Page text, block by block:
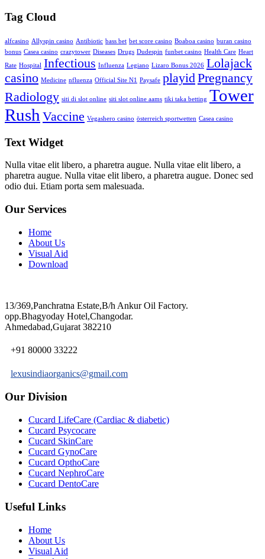
Tag Cloud
alfcasino Allyspin casino Antibiotic bass bet bet score casino Boaboa casino buran casino
bonus Casea casino crazytower Diseases Drugs Dudespin funbet casino Health Care Heart
Rate Hospital Infectious Influenza Legiano Lizaro Bonus 2026 Lolajack
casino Medicine nfluenza Official Site N1 Paysafe playidPregnancy
Radiology siti di slot online siti slot online aams tiki taka betting Tower
Rush Vaccine Vegashero casino österreich sportwetten Сasea casino
Text Widget
Nulla vitae elit libero, a pharetra augue. Nulla vitae elit libero, a
pharetra augue. Nulla vitae elit libero, a pharetra augue. Donec sed
odio dui. Etiam porta sem malesuada.
Our Services
Home
About Us
Visual Aid
Download
13/369,Panchratna Estate,B/h Ankur Oil Factory.
opp.Bhagyoday Hotel,Changodar.
Ahmedabad,Gujarat 382210
+91 80000 33222
lexusindiaorganics@gmail.com
Our Division
Cucard LifeCare (Cardiac & diabetic)
Cucard Psycocare
Cucard SkinCare
Cucard GynoCare
Cucard OpthoCare
Cucard NephroCare
Cucard DentoCare
Useful Links
Home
About Us
Visual Aid